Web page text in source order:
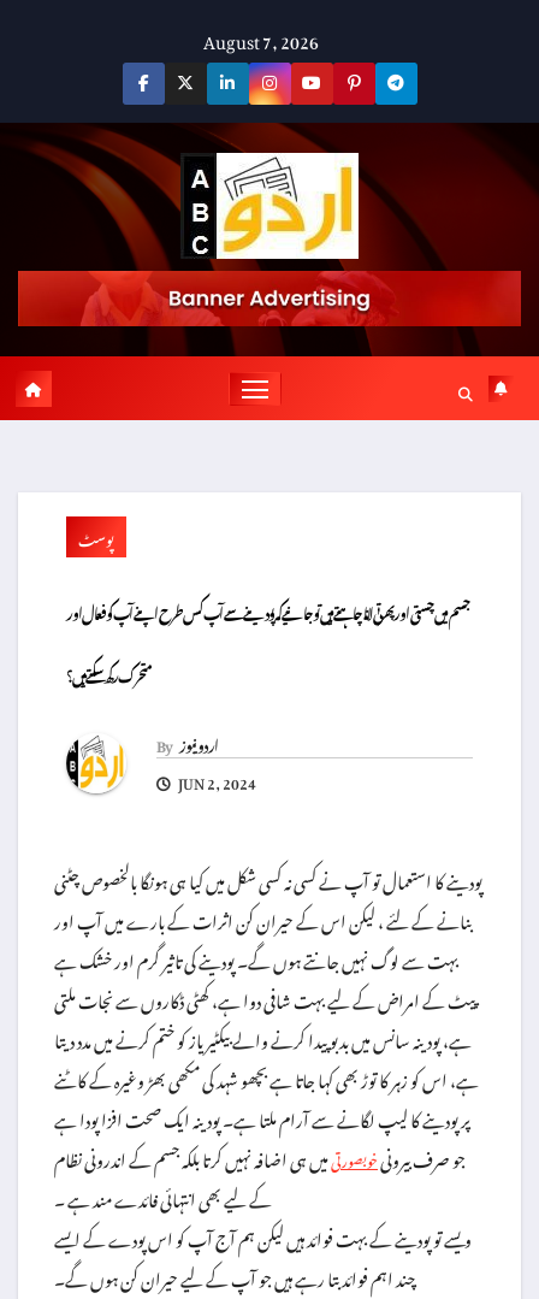
August 7, 2026
پوسٹ
جسم میں چستی اور پھرتی لانا چاہتے ہیں تو جانیے کہ پودینے سے آپ کس طرح اپنے آپ کو فعال اور
متحرک رکھ سکتے ہیں؟
Byاردو نیوز
JUN 2, 2024
پودینے کا استعمال تو آپ نے کسی نہ کسی شکل میں کیا ہی ہونگا بالخصوص چٹنی
بنانے کے لئے ، لیکن اس کے حیران کن اثرات کے بارے میں آپ اور
بہت سے لوگ نہیں جانتے ہوں گے۔ پودینے کی تاثیر گرم اور خشک ہے
پیٹ کے امراض کے لیے بہت شافی دوا ہے، کھٹی ڈکاروں سے نجات ملتی
ہے، پودینہ سانس میں بدبو پیدا کرنے والے بیکٹیریاز کو ختم کرنے میں مدد دیتا
ہے، اس کو زہر کا توڑ بھی کہا جاتا ہے بچھو شہد کی مکھی بھڑ وغیرہ کے کاٹنے
پر پودینے کا لیپ لگانے سے آرام ملتا ہے۔ پودینہ ایک صحت افزا پودا ہے
جو صرف بیرونیخوبصورتیمیں ہی اضافہ نہیں کرتا بلکہ جسم کے اندرونی نظام
کے لیے بھی انتہائی فائدے مند ہے ۔
ویسے تو پودینے کے بہت فوائد ہیں لیکن ہم آج آپ کو اس پودے کے ایسے
چند اہم فوائد بتا رہے ہیں جو آپ کے لیے حیران کن ہوں گے۔